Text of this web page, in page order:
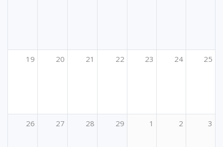
19 20 21 22 23 24 25
26 27 28 29 1 2 3